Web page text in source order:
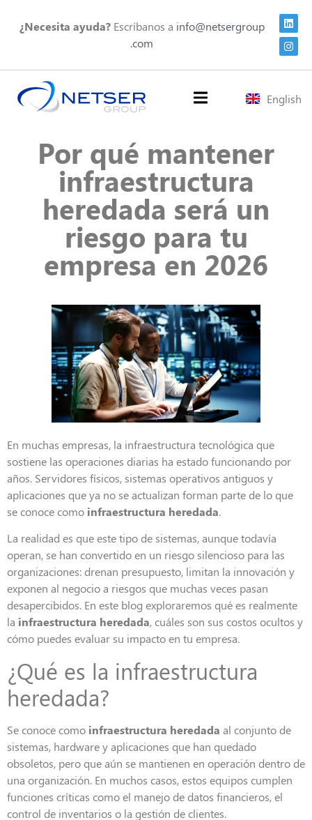
¿Necesita ayuda?Escríbanos a info@netsergroup
.com
English
Por qué mantener
infraestructura
heredada será un
riesgo para tu
empresa en 2026
En muchas empresas, la infraestructura tecnológica que
sostiene las operaciones diarias ha estado funcionando por
años. Servidores físicos, sistemas operativos antiguos y
aplicaciones que ya no se actualizan forman parte de lo que
se conoce como infraestructura heredada.
La realidad es que este tipo de sistemas, aunque todavía
operan, se han convertido en un riesgo silencioso para las
organizaciones: drenan presupuesto, limitan la innovación y
exponen al negocio a riesgos que muchas veces pasan
desapercibidos. En este blog exploraremos qué es realmente
la infraestructura heredada, cuáles son sus costos ocultos y
cómo puedes evaluar su impacto en tu empresa.
¿Qué es la infraestructura
heredada?
Se conoce como infraestructura heredada al conjunto de
sistemas, hardware y aplicaciones que han quedado
obsoletos, pero que aún se mantienen en operación dentro de
una organización. En muchos casos, estos equipos cumplen
funciones críticas como el manejo de datos financieros, el
control de inventarios o la gestión de clientes.